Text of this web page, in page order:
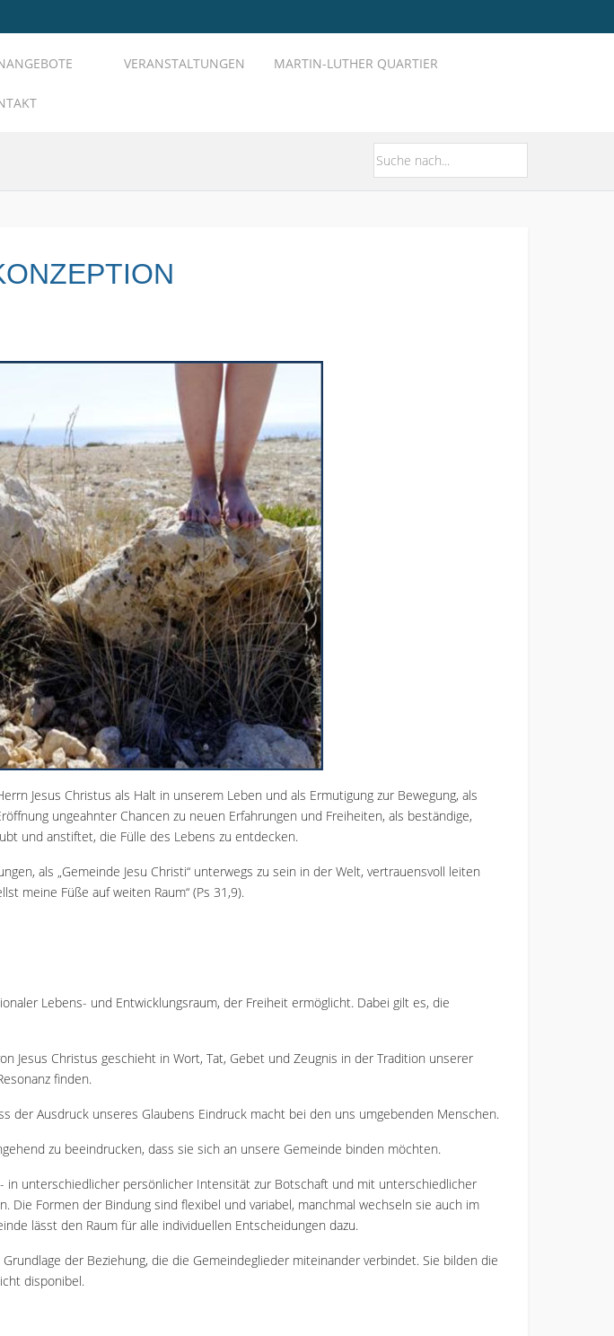
VERANSTALTUNGEN MARTIN-LUTHER QUARTIER
Jesus Christus als Halt in unserem Leben und als Ermutigung zur Bewegung, als
ungeahnter Chancen zu neuen Erfahrungen und Freiheiten, als beständige,
und anstiftet, die Fülle des Lebens zu entdecken.
als „Gemeinde Jesu Christi“ unterwegs zu sein in der Welt, vertrauensvoll leiten
meine Füße auf weiten Raum“ (Ps 31,9).
Lebens- und Entwicklungsraum, der Freiheit ermöglicht. Dabei gilt es, die
Jesus Christus geschieht in Wort, Tat, Gebet und Zeugnis in der Tradition unserer
finden.
der Ausdruck unseres Glaubens Eindruck macht bei den uns umgebenden Menschen.
zu beeindrucken, dass sie sich an unsere Gemeinde binden möchten.
in unterschiedlicher persönlicher Intensität zur Botschaft und mit unterschiedlicher
Die Formen der Bindung sind flexibel und variabel, manchmal wechseln sie auch im
lässt den Raum für alle individuellen Entscheidungen dazu.
der Beziehung, die die Gemeindeglieder miteinander verbindet. Sie bilden die
disponibel.